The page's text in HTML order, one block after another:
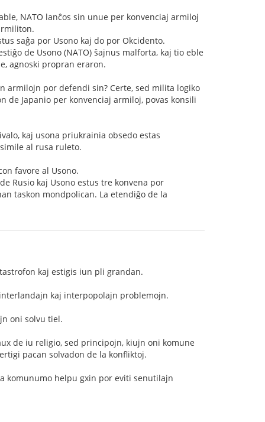
NATO lanĉos sin unue per konvenciaj armiloj
saĝa por Usono kaj do por Okcidento.
de Usono (NATO) ŝajnus malforta, kaj tio eble
agnoski propran eraron.
armilojn por defendi sin? Certe, sed milita logiko
de Japanio per konvenciaj armiloj, povas konsili
kaj usona priukrainia obsedo estas
al rusa ruleto.
favore al Usono.
Rusio kaj Usono estus tre konvena por
taskon mondpolican. La etendiĝo de la
kaj estigis iun pli grandan.
kaj interpopolajn problemojn.
oni solvu tiel.
de iu religio, sed principojn, kiujn oni komune
pacan solvadon de la konfliktoj.
komunumo helpu gxin por eviti senutilajn